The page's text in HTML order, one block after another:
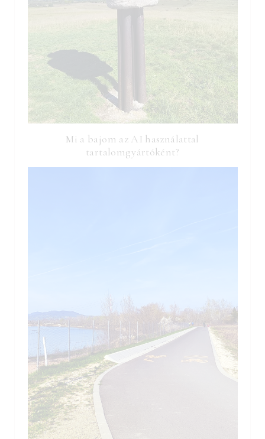
Mi a bajom az AI használattal
tartalomgyártóként?